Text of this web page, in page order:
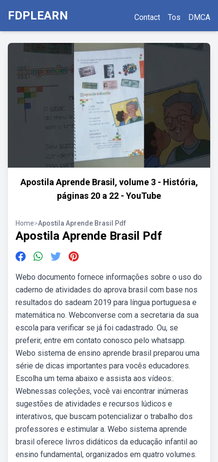
FDPLEARN Contact Tos DMCA
Apostila Aprende Brasil, volume 3 - História,
páginas 20 a 22 - YouTube
Home>Apostila Aprende Brasil Pdf
Apostila Aprende Brasil Pdf
Webo documento fornece informações sobre o uso do
caderno de atividades do aprova brasil com base nos
resultados do sadeam 2019 para língua portuguesa e
matemática no. Webconverse com a secretaria da sua
escola para verificar se já foi cadastrado. Ou, se
preferir, entre em contato conosco pelo whatsapp.
Webo sistema de ensino aprende brasil preparou uma
série de dicas importantes para vocês educadores.
Escolha um tema abaixo e assista aos vídeos:.
Webnessas coleções, você vai encontrar inúmeras
sugestões de atividades e recursos lúdicos e
interativos, que buscam potencializar o trabalho dos
professores e estimular a. Webo sistema aprende
brasil oferece livros didáticos da educação infantil ao
ensino fundamental, organizados em quatro volumes.